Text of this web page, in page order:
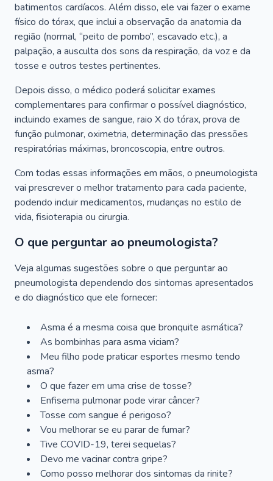
batimentos cardíacos. Além disso, ele vai fazer o exame
físico do tórax, que inclui a observação da anatomia da
região (normal, “peito de pombo”, escavado etc.), a
palpação, a ausculta dos sons da respiração, da voz e da
tosse e outros testes pertinentes.
Depois disso, o médico poderá solicitar exames
complementares para confirmar o possível diagnóstico,
incluindo exames de sangue, raio X do tórax, prova de
função pulmonar, oximetria, determinação das pressões
respiratórias máximas, broncoscopia, entre outros.
Com todas essas informações em mãos, o pneumologista
vai prescrever o melhor tratamento para cada paciente,
podendo incluir medicamentos, mudanças no estilo de
vida, fisioterapia ou cirurgia.
O que perguntar ao pneumologista?
Veja algumas sugestões sobre o que perguntar ao
pneumologista dependendo dos sintomas apresentados
e do diagnóstico que ele fornecer:
Asma é a mesma coisa que bronquite asmática?
As bombinhas para asma viciam?
Meu filho pode praticar esportes mesmo tendo
asma?
O que fazer em uma crise de tosse?
Enfisema pulmonar pode virar câncer?
Tosse com sangue é perigoso?
Vou melhorar se eu parar de fumar?
Tive COVID-19, terei sequelas?
Devo me vacinar contra gripe?
Como posso melhorar dos sintomas da rinite?